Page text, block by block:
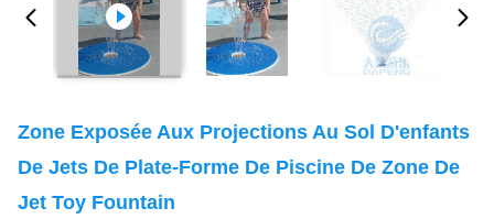
Zone Exposée Aux Projections Au Sol D'enfants
De Jets De Plate-Forme De Piscine De Zone De
Jet Toy Fountain